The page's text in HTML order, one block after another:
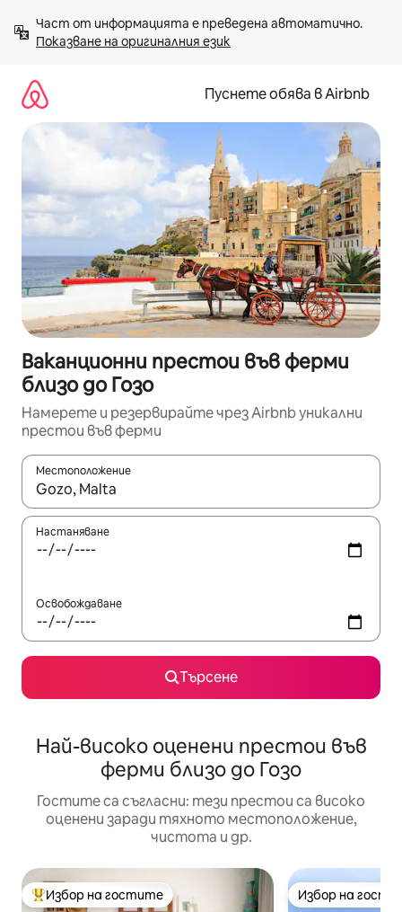
към
съдържанието
Показване на оригиналния език
Пуснете обява в Airbnb
Ваканционни престои във ферми
близо до Гозо
Намерете и резервирайте чрез Airbnb уникални
престои във ферми
Местоположение
Когато резултатите се покажат, използвайте
Настаняване
Освобождаване
Търсене
Най-високо оценени престои във
ферми близо до Гозо
Гостите са съгласни: тези престои са високо
оценени заради тяхното местоположение,
чистота и др.
Най-популярен избор на гостите
Избор на гостите Избор на
Избор на